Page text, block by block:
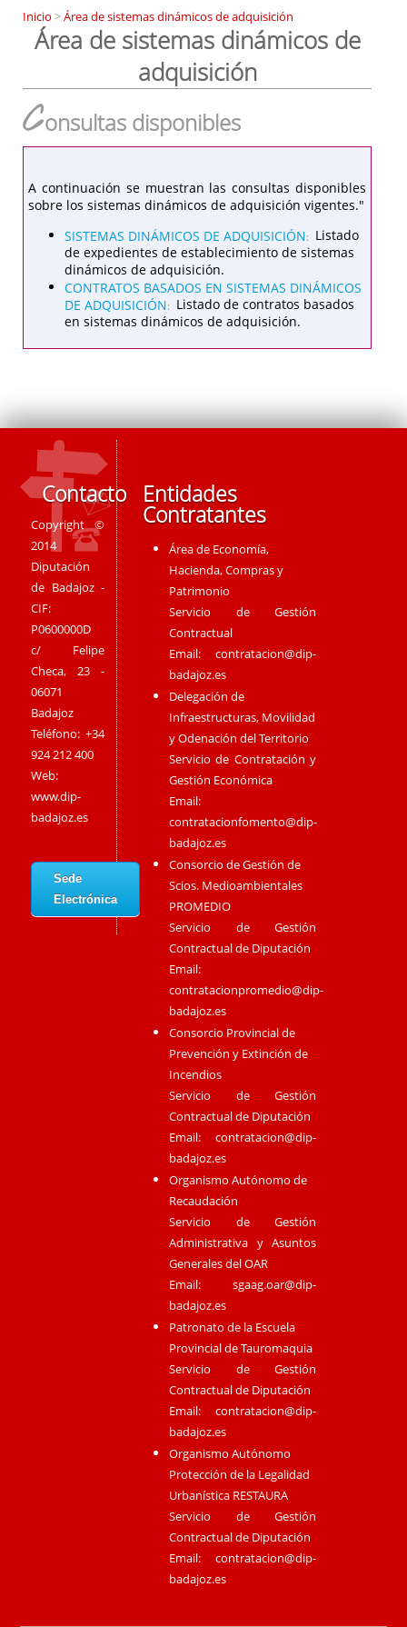
Inicio >Área de sistemas dinámicos de adquisición
Área de sistemas dinámicos de
adquisición
Consultas disponibles
A continuación se muestran las consultas disponibles
sobre los sistemas dinámicos de adquisición vigentes."
SISTEMAS DINÁMICOS DE ADQUISICIÓN: Listado
de expedientes de establecimiento de sistemas
dinámicos de adquisición.
CONTRATOS BASADOS EN SISTEMAS DINÁMICOS
DE ADQUISICIÓN: Listado de contratos basados
en sistemas dinámicos de adquisición.
Contacto
Copyright ©
2014
Diputación
de Badajoz -
CIF:
P0600000D
c/ Felipe
Checa, 23 -
06071
Badajoz
Teléfono: +34
924 212 400
Web:
www.dip-
badajoz.es
Sede
Electrónica
Entidades
Contratantes
Área de Economía,
Hacienda, Compras y
Patrimonio
Servicio de Gestión
Contractual
Email:contratacion@dip-
badajoz.es
Delegación de
Infraestructuras, Movilidad
y Odenación del Territorio
Servicio de Contratación y
Gestión Económica
Email:
contratacionfomento@dip-
badajoz.es
Consorcio de Gestión de
Scios. Medioambientales
PROMEDIO
Servicio de Gestión
Contractual de Diputación
Email:
contratacionpromedio@dip-
badajoz.es
Consorcio Provincial de
Prevención y Extinción de
Incendios
Servicio de Gestión
Contractual de Diputación
Email:contratacion@dip-
badajoz.es
Organismo Autónomo de
Recaudación
Servicio de Gestión
Administrativa y Asuntos
Generales del OAR
Email:sgaag.oar@dip-
badajoz.es
Patronato de la Escuela
Provincial de Tauromaquia
Servicio de Gestión
Contractual de Diputación
Email:contratacion@dip-
badajoz.es
Organismo Autónomo
Protección de la Legalidad
Urbanística RESTAURA
Servicio de Gestión
Contractual de Diputación
Email:contratacion@dip-
badajoz.es